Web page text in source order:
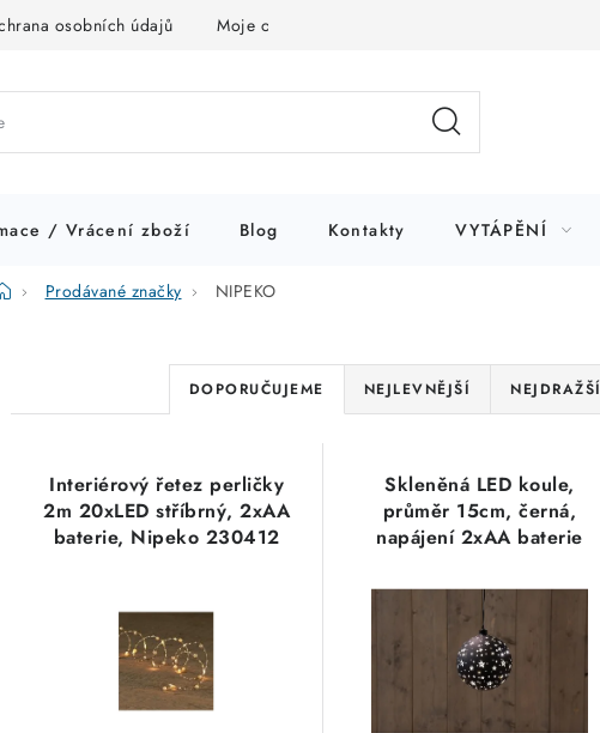
osobních údajů Moje objednávka
/ Vrácení zboží Blog Kontakty VYTÁPĚNÍ
DomůProdávané značky NIPEKO
Ř
a
z
e
í
p
r
DOPORUČUJEME NEJLEVNĚJŠÍ NEJDRAŽŠÍ
Interiérový řetez perličky
2m 20xLED stříbrný, 2xAA
baterie, Nipeko 230412
Skleněná LED koule,
průměr 15cm, černá,
napájení 2xAA baterie